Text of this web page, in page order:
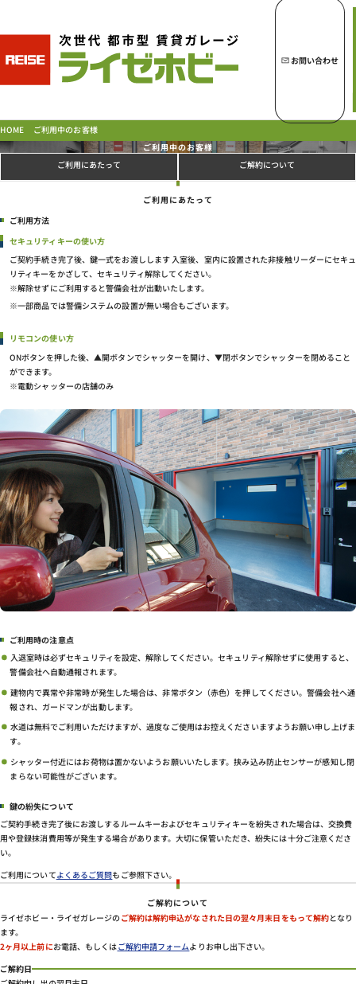
ライゼホビーの魅力
ラインナップ
よくあるご質問
PICK UP!
お問い合わせ
特定商取引法に基づく表示
プライバシーポリシー
お問い合わせ
HOME ご利用中のお客様
ご利用中のお客様
ご利用にあたって ご解約について
ご利用にあたって
ご利用方法
セキュリティキーの使い方
ご契約手続き完了後、鍵一式をお渡しします 入室後、室内に設置された非接触リーダーにセキュ
リティキーをかざして、セキュリティ解除してください。
※解除せずにご利用すると警備会社が出動いたします。
※一部商品では警備システムの設置が無い場合もございます。
リモコンの使い方
ONボタンを押した後、▲開ボタンでシャッターを開け、▼閉ボタンでシャッターを閉めること
ができます。
※電動シャッターの店舗のみ
ご利用時の注意点
入退室時は必ずセキュリティを設定、解除してください。セキュリティ解除せずに使用すると、
警備会社へ自動通報されます。
建物内で異常や非常時が発生した場合は、非常ボタン（赤色）を押してください。警備会社へ通
報され、ガードマンが出動します。
水道は無料でご利用いただけますが、過度なご使用はお控えくださいますようお願い申し上げま
す。
シャッター付近にはお荷物は置かないようお願いいたします。挟み込み防止センサーが感知し閉
まらない可能性がございます。
鍵の紛失について
ご契約手続き完了後にお渡しするルームキーおよびセキュリティキーを紛失された場合は、交換費
用や登録抹消費用等が発生する場合があります。大切に保管いただき、紛失には十分ご注意くださ
い。
ご利用についてよくあるご質問もご参照下さい。
ご解約について
ライゼホビー・ライゼガレージのご解約は解約申込がなされた日の翌々月末日をもって解約となり
ます。
2ヶ月以上前にお電話、もしくはご解約申請フォームよりお申し出下さい。
ご解約日